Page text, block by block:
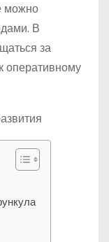
можно
В
за
оперативному